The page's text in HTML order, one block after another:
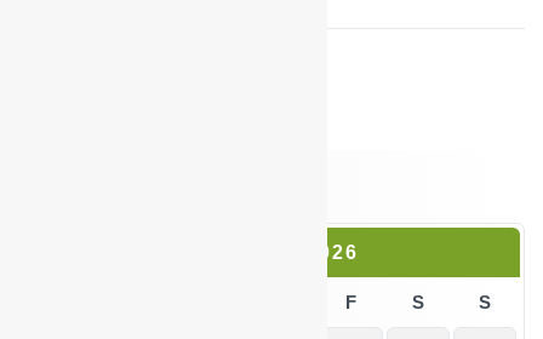
August 2026
F S S